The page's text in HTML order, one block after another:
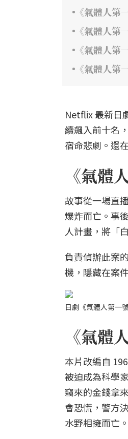
《氣體人第
《氣體人
《氣體人
《氣體人
Netflix 最新日
續飆入前十名
宿命悲劇。還
《氣體
故事從一場直
爆炸而亡。事
人計畫，將「
負責偵辦此案
機，隱藏在案
日劇《氣體人第一
《氣體
本片改編自
被迫成為科學
竊來的金錢拿
會恐慌，警方
水野相擁而亡。